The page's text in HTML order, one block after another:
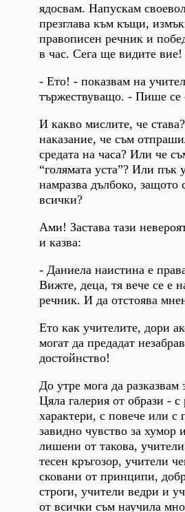
ядосвам. Напускам
презглава към къщи,
правописен речник и
в час. Сега ще видите вие!
- Ето! - показвам на
тържествуващо. - Пише се
И какво мислите, че
наказание, че съм
средата на часа? Или че
“голямата уста”? Или пък
намразва дълбоко,
всички?
Ами! Застава тази
и казва:
- Даниела наистина е
Вижте, деца, тя вече се е
речник. И да отстоява
Ето как учителите, дори
могат да предадат
достойнство!
До утре мога да разказвам
Цяла галерия от образи - с
характери, с повече или с
завидно чувство за хумор
лишени от такова,
тесен кръгозор, учители
сковани от принципи,
строги, учители ведри и
от всички съм научила